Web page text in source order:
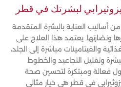
لبشرتك في قطر
أساليب العناية بالبشرة المتقدمة
ونضارتها. يعتمد هذا العلاج على
والفيتامينات مباشرة إلى الجلد،
وتقليل التجاعيد والخطوط
فعالة ومبتكرة لتحسين صحة
في قطر هي خيار مثالي